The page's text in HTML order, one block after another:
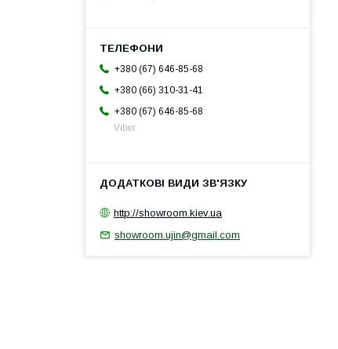
+380 (67) 646-85-68
+380 (66) 310-31-41
+380 (67) 646-85-68
Viber
http://showroom.kiev.ua
showroom.ujin@gmail.com